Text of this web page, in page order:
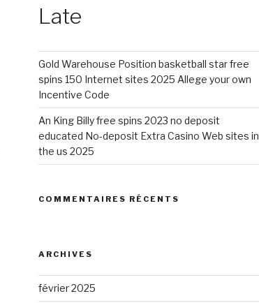
Late
Gold Warehouse Position basketball star free
spins 150 Internet sites 2025 Allege your own
Incentive Code
An King Billy free spins 2023 no deposit
educated No-deposit Extra Casino Web sites in
the us 2025
COMMENTAIRES RÉCENTS
ARCHIVES
février 2025